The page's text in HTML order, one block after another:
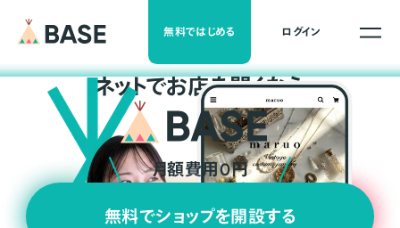
無料ではじめる ログイン
ネットでお店を開くなら
月額費用0円
無料でショップを開設する